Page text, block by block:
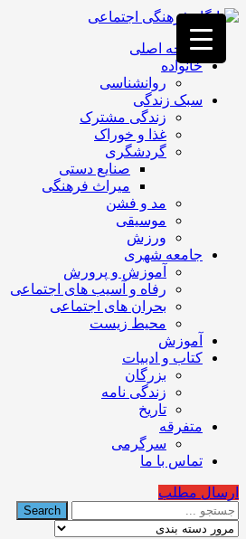
فصد
خون
غرب
تهران
خشکشویی
تصفیه
تهران
صفحه اصلی
خانواده
روانشناسی
سبک زندگی
زندگی مشترک
غذا و خوراک
گردشگری
صنایع دستی
میراث فرهنگی
مد و فشن
موسیقی
ورزش
جامعه شهری
آموزش و پرورش
رفاه و آسیب های اجتماعی
بحران های اجتماعی
محیط زیست
آموزش
کتاب و ادبیات
بزرگان
زندگی نامه
تاریخ
متفرقه
سرگرمی
تماس با ما
ارسال مطلب